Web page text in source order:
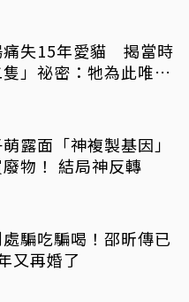
痛失15年愛貓 揭當時
隻」祕密：牠為此唯一
露面「神複製基因」
物！ 結局神反轉
騙吃騙喝！邵昕傳已
又再婚了